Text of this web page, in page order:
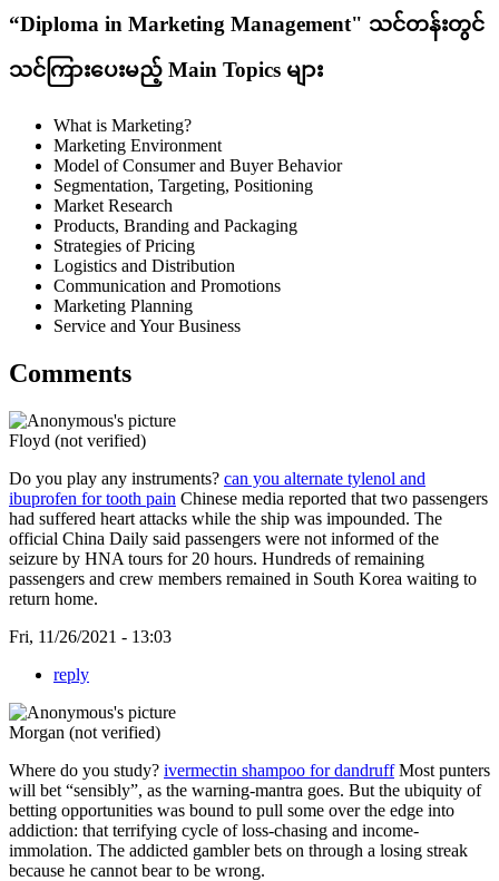
“Diploma in Marketing Management" သင်တန်းတွင်
သင်ကြားပေးမည့် Main Topics များ
What is Marketing?
Marketing Environment
Model of Consumer and Buyer Behavior
Segmentation, Targeting, Positioning
Market Research
Products, Branding and Packaging
Strategies of Pricing
Logistics and Distribution
Communication and Promotions
Marketing Planning
Service and Your Business
Comments
Floyd (not verified)
Do you play any instruments? can you alternate tylenol and
ibuprofen for tooth pain Chinese media reported that two passengers
had suffered heart attacks while the ship was impounded. The
official China Daily said passengers were not informed of the
seizure by HNA tours for 20 hours. Hundreds of remaining
passengers and crew members remained in South Korea waiting to
return home.
Fri, 11/26/2021 - 13:03
reply
Morgan (not verified)
Where do you study? ivermectin shampoo for dandruffMost punters
will bet “sensibly”, as the warning-mantra goes. But the ubiquity of
betting opportunities was bound to pull some over the edge into
addiction: that terrifying cycle of loss-chasing and income-
immolation. The addicted gambler bets on through a losing streak
because he cannot bear to be wrong.